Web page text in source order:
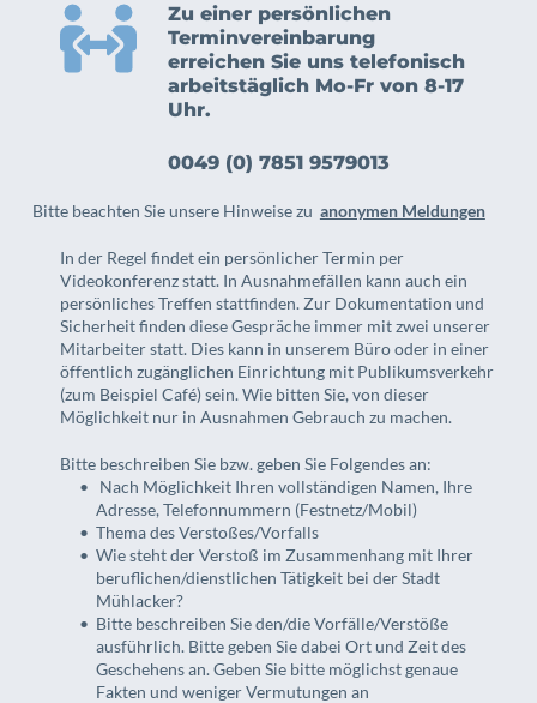
Zu einer persönlichen
Terminvereinbarung
erreichen Sie uns telefonisch
arbeitstäglich Mo-Fr von 8-17
Uhr.
0049 (0) 7851 9579013
Bitte beachten Sie unsere Hinweise zu anonymen Meldungen
In der Regel findet ein persönlicher Termin per
Videokonferenz statt. In Ausnahmefällen kann auch ein
persönliches Treffen stattfinden. Zur Dokumentation und
Sicherheit finden diese Gespräche immer mit zwei unserer
Mitarbeiter statt. Dies kann in unserem Büro oder in einer
öffentlich zugänglichen Einrichtung mit Publikumsverkehr
(zum Beispiel Café) sein. Wie bitten Sie, von dieser
Möglichkeit nur in Ausnahmen Gebrauch zu machen.
Bitte beschreiben Sie bzw. geben Sie Folgendes an:
Nach Möglichkeit Ihren vollständigen Namen, Ihre
Adresse, Telefonnummern (Festnetz/Mobil)
Thema des Verstoßes/Vorfalls
Wie steht der Verstoß im Zusammenhang mit Ihrer
beruflichen/dienstlichen Tätigkeit bei der Stadt
Mühlacker?
Bitte beschreiben Sie den/die Vorfälle/Verstöße
ausführlich. Bitte geben Sie dabei Ort und Zeit des
Geschehens an. Geben Sie bitte möglichst genaue
Fakten und weniger Vermutungen an